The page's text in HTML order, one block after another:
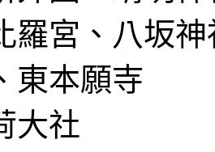
羅宮、八坂神
東本願寺
大社